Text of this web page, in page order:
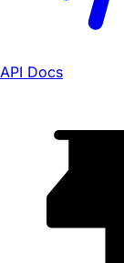
API Docs